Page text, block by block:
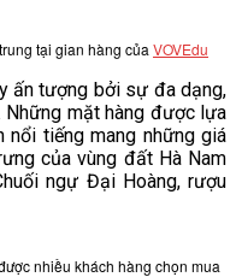
tại gian hàng của VOVEdu
ấn tượng bởi sự đa dạng,
mặt hàng được lựa
nổi tiếng mang những giá
của vùng đất Hà Nam
ngự Đại Hoàng, rượu
nhiều khách hàng chọn mua